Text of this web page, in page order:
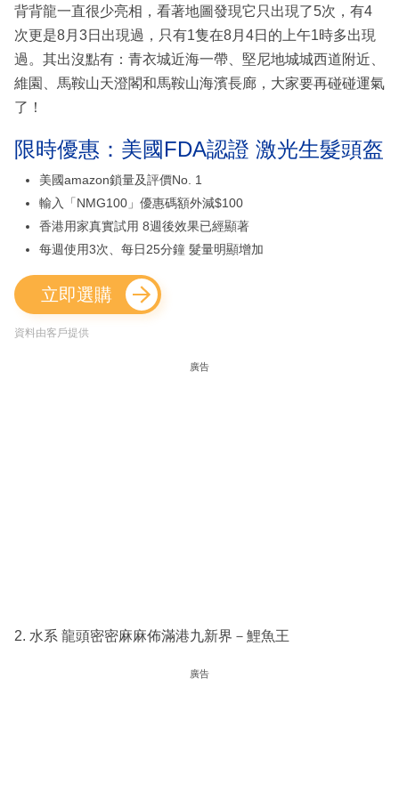
背背龍一直很少亮相，看著地圖發現它只出現了5次，有4
次更是8月3日出現過，只有1隻在8月4日的上午1時多出現
過。其出沒點有：青衣城近海一帶、堅尼地城城西道附近、
維園、馬鞍山天澄閣和馬鞍山海濱長廊，大家要再碰碰運氣
了！
限時優惠：美國FDA認證 激光生髮頭盔
美國amazon鎖量及評價No. 1
輸入「NMG100」優惠碼額外減$100
香港用家真實試用 8週後效果已經顯著
每週使用3次、每日25分鐘 髮量明顯增加
立即選購
資料由客戶提供
廣告
2. 水系 龍頭密密麻麻佈滿港九新界－鯉魚王
廣告